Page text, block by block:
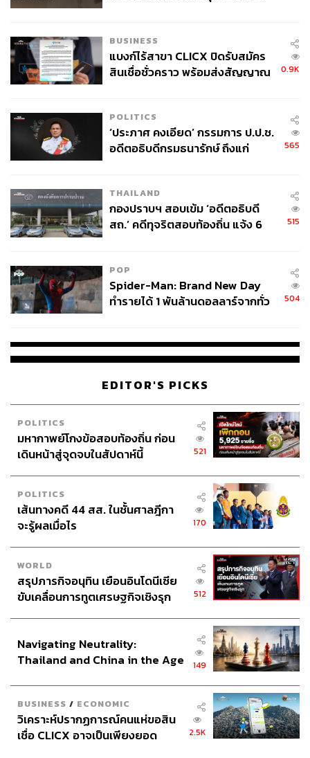
BUSINESS
แบงก์ไร้สาขา CLICX ปิดรับสมัคร
สินเชื่อชั่วคราว พร้อมส่งสัญญาณ
0.9K
POLITICS
‘ประภาศ คงเอียด’ กรรมการ ป.ป.ช.
อดีตอธิบดีกรมธนารักษ์ ถึงแก่
565
THAILAND
กองปราบฯ สอบเข้ม ‘อดีตอธิบดี
สถ.’ คดีทุจริตสอบท้องถิ่น แจ้ง 6
515
POP
Spider-Man: Brand New Day
ทำรายได้ 1 พันล้านดอลลาร์จากทั่ว
504
EDITOR'S PICKS
POLITICS
มหากาพย์โกงข้อสอบท้องถิ่น ก่อน
เดินหน้าสู่จุดจบในสัปดาห์นี้
521
POLITICS
เส้นทางคดี 44 สส. ในชั้นศาลฎีกา
จะรู้ผลเมื่อไร
170
WORLD
สรุปภารกิจอนุทิน เยือนอินโดนีเซีย
ขับเคลื่อนการทูตเศรษฐกิจเชิงรุก
512
Navigating Neutrality:
Thailand and China in the Age
149
BUSINESS / ECONOMIC
วิเคราะห์ปรากฏการณ์คนแห่ขอสิน
เชื่อ CLICX อาจเป็นเพียงยอด
2.5K